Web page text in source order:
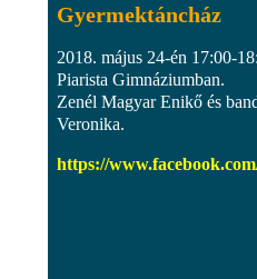
Gyermektáncház
2018. május 24-én 17:00-
Piarista Gimnáziumban.
Zenél Magyar Enikő és
Veronika.
https://